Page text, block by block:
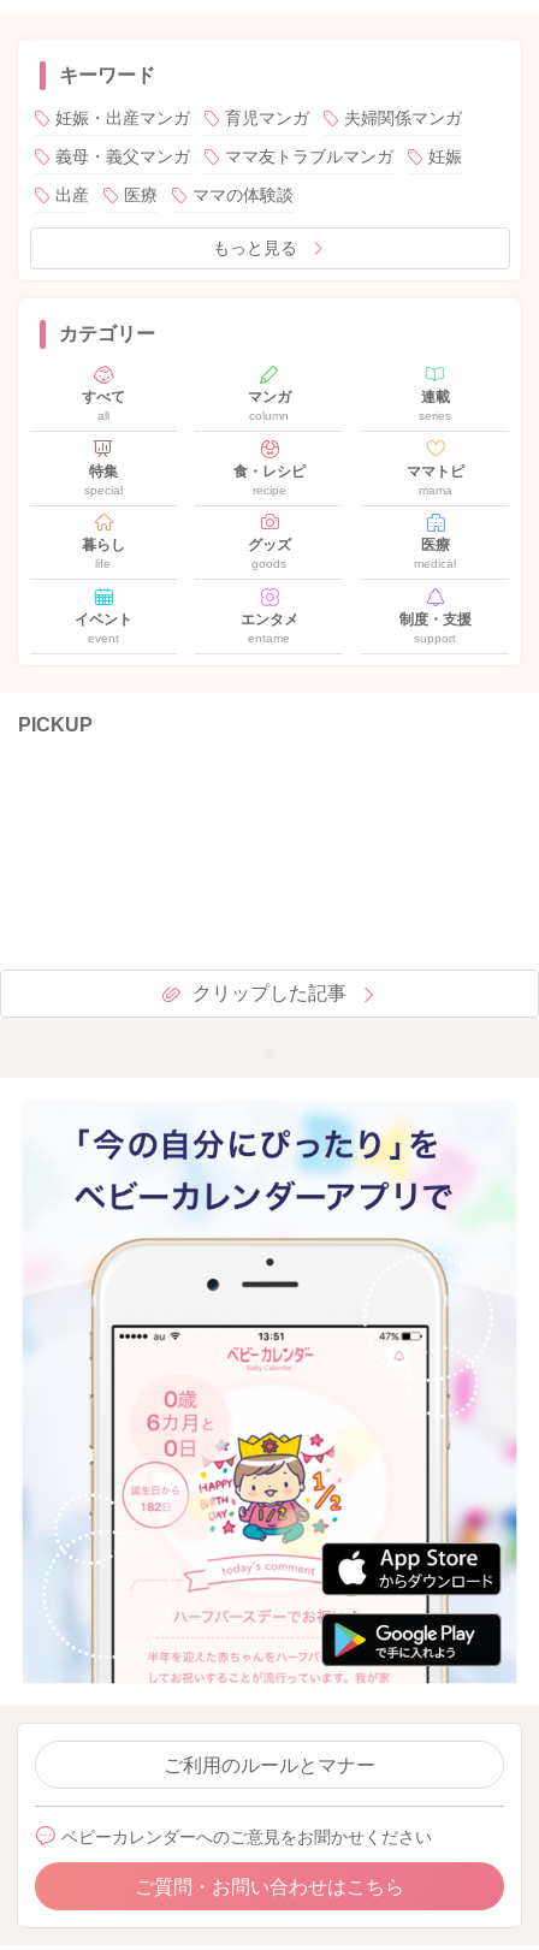
キーワード
妊娠・出産マンガ 育児マンガ
夫婦関係マンガ
義母・義父マンガ
ママ友トラブルマンガ
妊娠
出産
医療 ママの体験談
もっと見る
カテゴリー
すべて
all
マンガ
column
連載
series
特集
special
食・レシピ
recipe
ママトピ
mama
暮らし
life
グッズ
goods
医療
medical
イベント
event
エンタメ
entame
制度・支援
support
PICKUP
クリップした記事
ご利用のルールとマナー
ベビーカレンダーへのご意見をお聞かせください
ご質問・お問い合わせはこちら